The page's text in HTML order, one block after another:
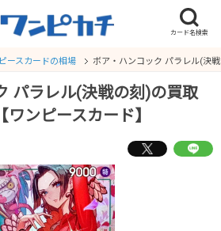
ースカードの相場 ボア・ハンコック パラレル(決
パラレル(決戦の刻)の買取
ンピースカード】